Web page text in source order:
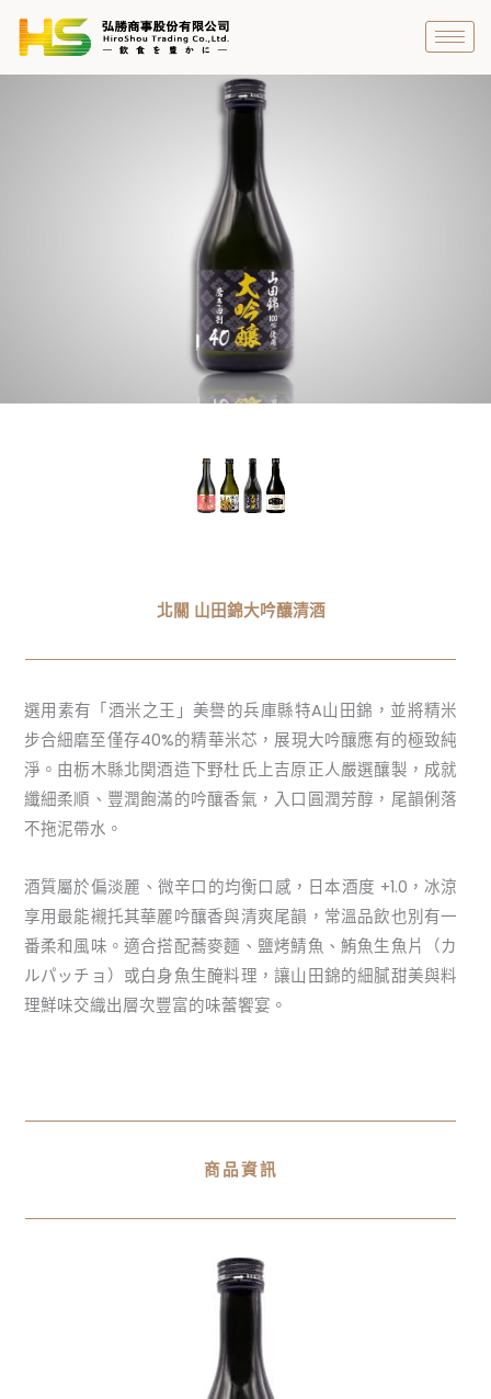
主
北關 山田錦大吟釀清酒
選用素有「酒米之王」美譽的兵庫縣特A山田錦，並將精米
步合細磨至僅存40%的精華米芯，展現大吟釀應有的極致純
淨。由栃木縣北関酒造下野杜氏上吉原正人嚴選釀製，成就
纖細柔順、豐潤飽滿的吟釀香氣，入口圓潤芳醇，尾韻俐落
不拖泥帶水。
酒質屬於偏淡麗、微辛口的均衡口感，日本酒度 +1.0，冰涼
享用最能襯托其華麗吟釀香與清爽尾韻，常溫品飲也別有一
番柔和風味。適合搭配蕎麥麵、鹽烤鯖魚、鮪魚生魚片（カ
ルパッチョ）或白身魚生醃料理，讓山田錦的細膩甜美與料
理鮮味交織出層次豐富的味蕾饗宴。
商品資訊